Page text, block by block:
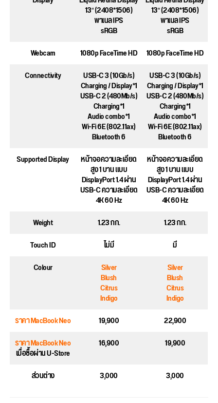
13″ (2408*1506)
พาเนล IPS
sRGB
13″ (2408*1506)
พาเนล IPS
sRGB
Webcam
1080p FaceTime HD
1080p FaceTime HD
Connectivity
USB-C 3 (10Gb/s)
Charging / Display*1
USB-C 2 (480Mb/s)
Charging*1
Audio combo*1
Wi-Fi 6E (802.11ax)
Bluetooth 6
USB-C 3 (10Gb/s)
Charging / Display*1
USB-C 2 (480Mb/s)
Charging*1
Audio combo*1
Wi-Fi 6E (802.11ax)
Bluetooth 6
Supported Display
หน้าจอความละเอียด
สูง 1 บาน แบบ
DisplayPort 1.4 ผ่าน
USB-C ความละเอียด
4K 60 Hz
หน้าจอความละเอียด
สูง 1 บาน แบบ
DisplayPort 1.4 ผ่าน
USB-C ความละเอียด
4K 60 Hz
Weight
1.23 กก.
1.23 กก.
Touch ID
ไม่มี
มี
Colour
Silver
Blush
Citrus
Indigo
Silver
Blush
Citrus
Indigo
ราคา MacBook Neo
19,900
22,900
ราคา MacBook Neo
เมื่อซื้อผ่าน U-Store
16,900 19,900
ส่วนต่าง 3,000 3,000